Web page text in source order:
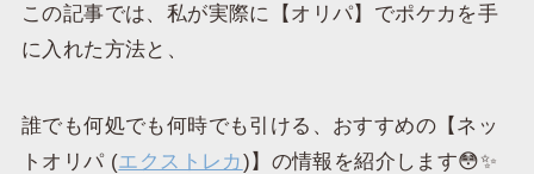
この記事では、私が実際に【オリパ】でポケカを手
に入れた方法と、
誰でも何処でも何時でも引ける、おすすめの【ネッ
トオリパ (エクストレカ)】の情報を紹介します😳✨